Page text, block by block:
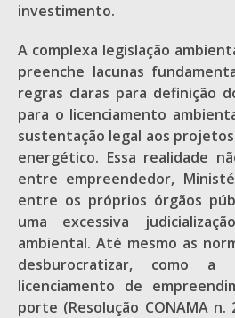
investimento.
A complexa legislação
preenche lacunas
regras claras para definição
para o licenciamento
sustentação legal aos
energético. Essa realidade
entre empreendedor,
entre os próprios órgãos
uma excessiva
ambiental. Até mesmo as
desburocratizar, como
licenciamento de
porte (Resolução CONAMA n.